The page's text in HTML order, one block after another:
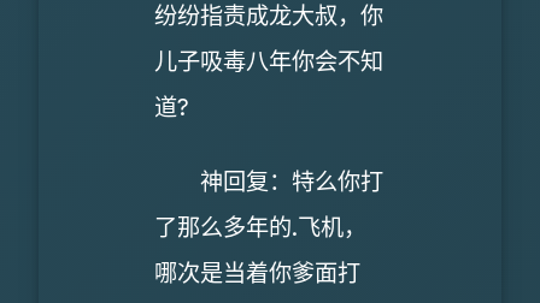
纷纷指责成龙大叔，你
儿子吸毒八年你会不知
道?
神回复：特么你打
了那么多年的.飞机，
哪次是当着你爹面打